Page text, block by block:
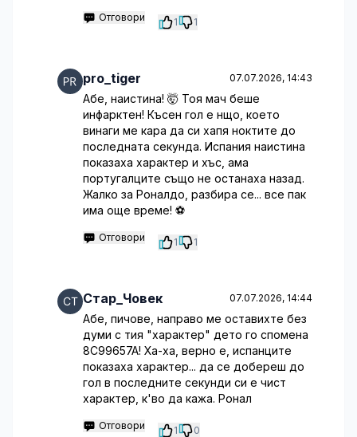
Отговори 1 1
pro_tiger 07.07.2026, 14:43
Абе, наистина! 🤯 Тоя мач беше
инфарктен! Късен гол е нщо, което
винаги ме кара да си хапя ноктите до
последната секунда. Испания наистина
показаха характер и хъс, ама
португалците също не останаха назад.
Жалко за Роналдо, разбира се... все пак
има още време! ⚽️
Отговори 1 1
Стар_Човек 07.07.2026, 14:44
Абе, пичове, направо ме оставихте без
думи с тия "характер" дето го спомена
8C99657A! Ха-ха, верно е, испанците
показаха характер... да се добереш до
гол в последните секунди си е чист
характер, к'во да кажа. Ронал
Отговори 1 0